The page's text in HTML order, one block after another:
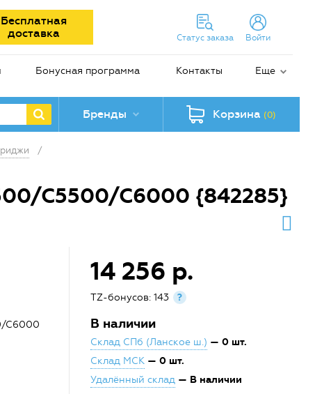
Бесплатная
доставка
Статус заказа Войти
Бонусная программа Контакты Еще
Бренды Корзина (0)
/
C5500/C6000 {842285}
C6000
14 256 р.
TZ-бонусов: 143 ?
В наличии
Склад СПб (Ланское ш.) — 0 шт.
Склад МСК — 0 шт.
Удалённый склад — В наличии